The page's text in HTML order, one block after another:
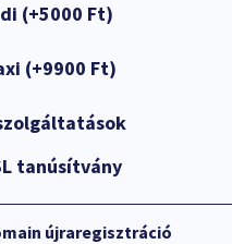
(+5000 Ft)
(+9900 Ft)
tanúsítvány
újraregisztráció